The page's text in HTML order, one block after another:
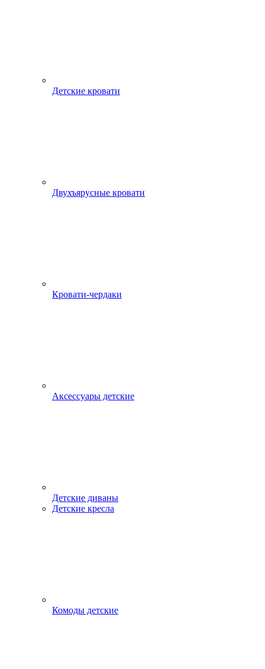
Детские кровати
Двухъярусные кровати
Кровати-чердаки
Аксессуары детские
Детские диваны
Детские кресла
Комоды детские